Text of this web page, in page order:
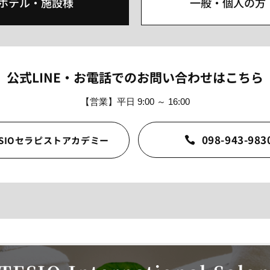
公式LINE・お電話でのお問い合わせはこちら
【営業】平日 9:00 ～ 16:00
セラピストアカデミー  098-943-